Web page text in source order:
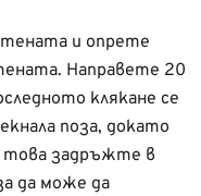
и опрете
Направете 20
клякане се
поза, докато
това задръжте в
да може да